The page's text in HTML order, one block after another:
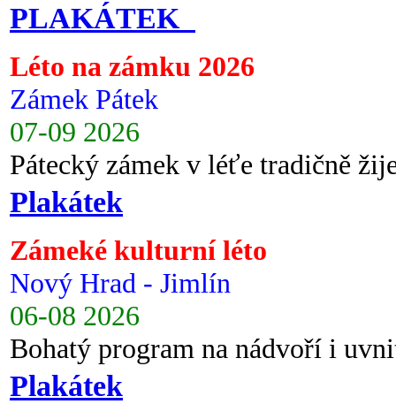
PLAKÁTEK
Léto na zámku 2026
Zámek Pátek
07-09 2026
Pátecký zámek v léťe tradičně
Plakátek
Zámeké kulturní léto
Nový Hrad - Jimlín
06-08 2026
Bohatý program na nádvoří i
Plakátek